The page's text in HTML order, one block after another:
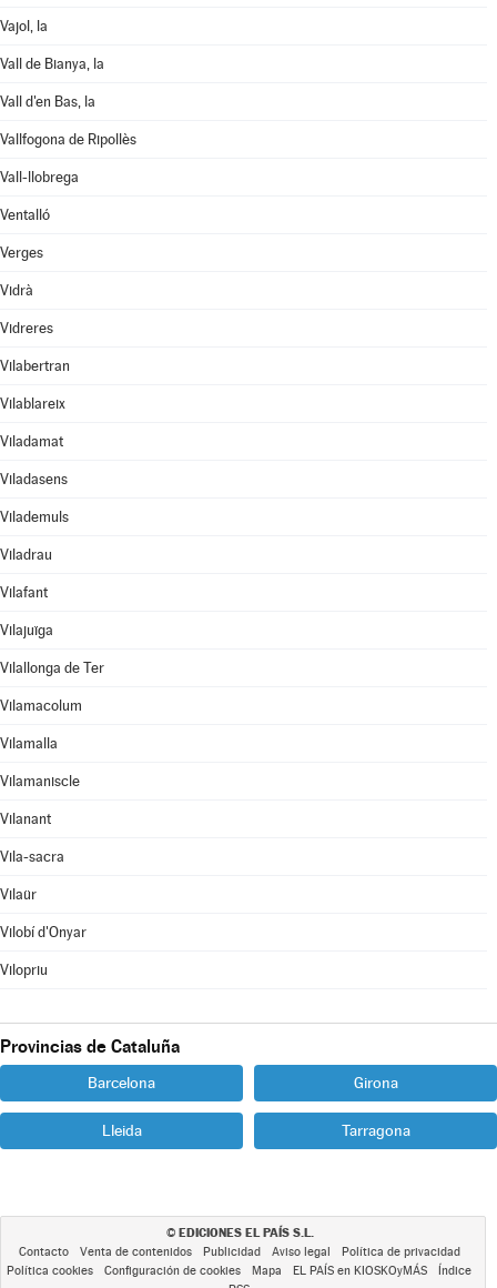
Vajol, la
Vall de Bianya, la
Vall d'en Bas, la
Vallfogona de Ripollès
Vall-llobrega
Ventalló
Verges
Vidrà
Vidreres
Vilabertran
Vilablareix
Viladamat
Viladasens
Vilademuls
Viladrau
Vilafant
Vilajuïga
Vilallonga de Ter
Vilamacolum
Vilamalla
Vilamaniscle
Vilanant
Vila-sacra
Vilaür
Vilobí d'Onyar
Vilopriu
Provincias de Cataluña
Barcelona Girona
Lleida Tarragona
© EDICIONES EL PAÍS S.L.
Contacto Venta de contenidos Publicidad Aviso legal
Política de privacidad
Política cookies
Configuración de cookies Mapa EL PAÍS en KIOSKOyMÁS
Índice